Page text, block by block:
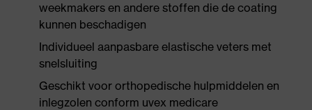
weekmakers en andere stoffen die de coating
kunnen beschadigen
Individueel aanpasbare elastische veters met
snelsluiting
Geschikt voor orthopedische hulpmiddelen en
inlegzolen conform uvex medicare